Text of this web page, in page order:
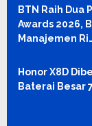
BTN Raih Dua
Awards 2026,
Manajemen
Honor X8D
Baterai Besar